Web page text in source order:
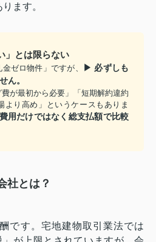
ます。
」とは限らない
ゼロ物件」ですが、
▶ 必ずしも
ん。
が最初から必要」「短期解約違約
より高め」というケースもありま
用だけではなく総支払額で比較
社とは？
です。宅地建物取引業法では